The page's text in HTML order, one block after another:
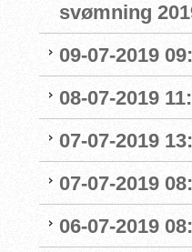
svømning
09-07-2019
08-07-2019
07-07-2019
07-07-2019
06-07-2019